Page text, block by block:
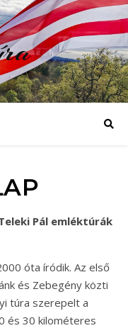
óta íródik. Az első
és Zebegény közti
túra szerepelt a
és 30 kilométeres